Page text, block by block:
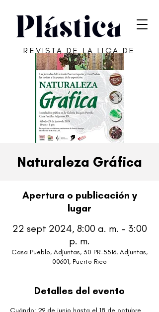
REVISTA DE LA LIGA DE
ARTE DE SAN JUAN
Naturaleza Gráfica
Apertura o publicación y
lugar
22 sept 2024, 8:00 a. m. – 3:00
p. m.
Casa Pueblo, Adjuntas, 30 PR-5516, Adjuntas,
00601, Puerto Rico
Detalles del evento
Cuándo: 29 de junio hasta el 18 de octubre